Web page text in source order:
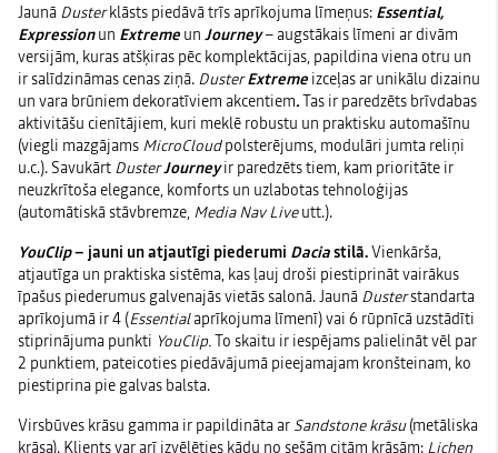
Jaunā Dusterklāsts piedāvā trīs aprīkojuma līmeņus: Essential,
Expressionun Extreme un Journey– augstākais līmeni ar divām
versijām, kuras atšķiras pēc komplektācijas, papildina viena otru un
ir salīdzināmas cenas ziņā. Duster Extreme izceļas ar unikālu dizainu
un vara brūniem dekoratīviem akcentiem.Tas ir paredzēts brīvdabas
aktivitāšu cienītājiem, kuri meklē robustu un praktisku automašīnu
(viegli mazgājams MicroCloudpolsterējums, modulāri jumta reliņi
u.c.). Savukārt DusterJourneyir paredzēts tiem, kam prioritāte ir
neuzkrītoša elegance, komforts un uzlabotas tehnoloģijas
(automātiskā stāvbremze, Media Nav Liveutt.).
YouClip– jauni un atjautīgi piederumi Daciastilā.Vienkārša,
atjautīga un praktiska sistēma, kas ļauj droši piestiprināt vairākus
īpašus piederumus galvenajās vietās salonā. Jaunā Dusterstandarta
aprīkojumā ir 4 (Essentialaprīkojuma līmenī) vai 6 rūpnīcā uzstādīti
stiprinājuma punkti YouClip.To skaitu ir iespējams palielināt vēl par
2 punktiem, pateicoties piedāvājumā pieejamajam kronšteinam, ko
piestiprina pie galvas balsta.
Virsbūves krāsu gamma ir papildināta ar Sandstone krāsu(metāliska
krāsa). Klients var arī izvēlēties kādu no sešām citām krāsām: Lichen